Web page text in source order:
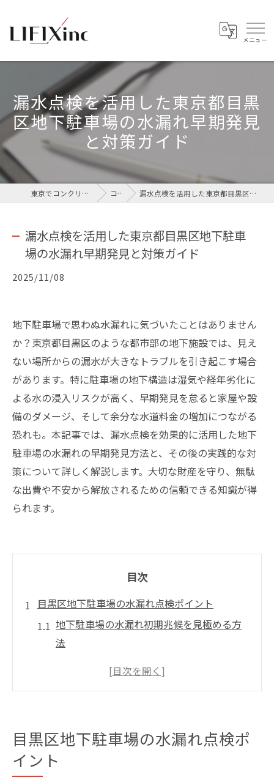
漏水点検を活用した東京都目黒
区地下駐車場の水漏れ早期発見
と対策ガイド
東京でコンクリートなら株式会社LIFIX コラム 漏水点検を活用した東京都目黒区地下駐車場の水漏れ早期発見と対策ガイド
漏水点検を活用した東京都目黒区地下駐車
場の水漏れ早期発見と対策ガイド
2025/11/08
地下駐車場で思わぬ水漏れに気づいたことはありません
か？東京都目黒区のような都市部の地下施設では、見え
ない場所からの漏水が大きなトラブルを引き起こす場合
があります。特に駐車場の地下構造は湿気や経年劣化に
よる水の浸入リスクが高く、早期発見を怠ると家屋や設
備のダメージ、そして余分な水道料金の増加につながる
恐れも。本記事では、漏水点検を効果的に活用した地下
駐車場の水漏れの早期発見方法と、その後の実践的な対
策について詳しく解説します。大切な財産を守り、無駄
な出費や不安から解放されるための信頼できる知識が得
られます。
目次
目黒区地下駐車場の水漏れ点検ポイント
地下駐車場の水漏れ初期兆候を見極める方
法
水漏れ点検で地下特有のリスクを把握しよ
地下駐車場の水道局指定業者活用術
東京都水道局漏水調査と点検サービスの違
目黒区地下駐車場の水漏れ点検ポ
イント